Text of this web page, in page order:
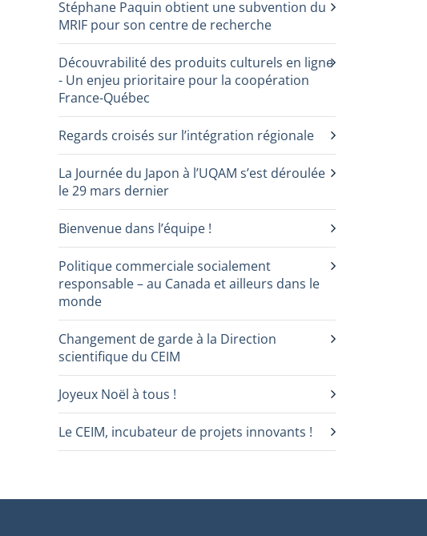
Stéphane Paquin obtient une subvention du
MRIF pour son centre de recherche
Découvrabilité des produits culturels en ligne
- Un enjeu prioritaire pour la coopération
France-Québec
Regards croisés sur l’intégration régionale
La Journée du Japon à l’UQAM s’est déroulée
le 29 mars dernier
Bienvenue dans l’équipe !
Politique commerciale socialement
responsable – au Canada et ailleurs dans le
monde
Changement de garde à la Direction
scientifique du CEIM
Joyeux Noël à tous !
Le CEIM, incubateur de projets innovants !